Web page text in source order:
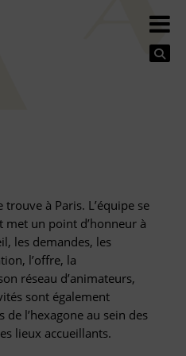
trouve à Paris. L’équipe se
un point d’honneur à
les demandes, les
l’offre, la
réseau d’animateurs,
sont également
l’hexagone au sein des
lieux accueillants.